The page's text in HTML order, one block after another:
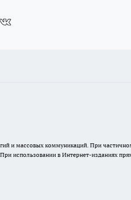
и массовых коммуникаций. При
использовании в Интернет-изданиях